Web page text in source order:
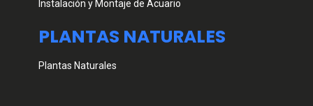
Instalación y Montaje de Acuario
PLANTAS NATURALES
Plantas Naturales